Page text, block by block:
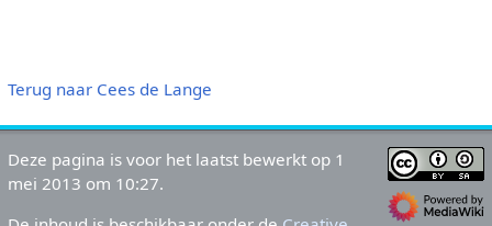
Terug naar Cees de Lange
Deze pagina is voor het laatst bewerkt op 1
mei 2013 om 10:27.